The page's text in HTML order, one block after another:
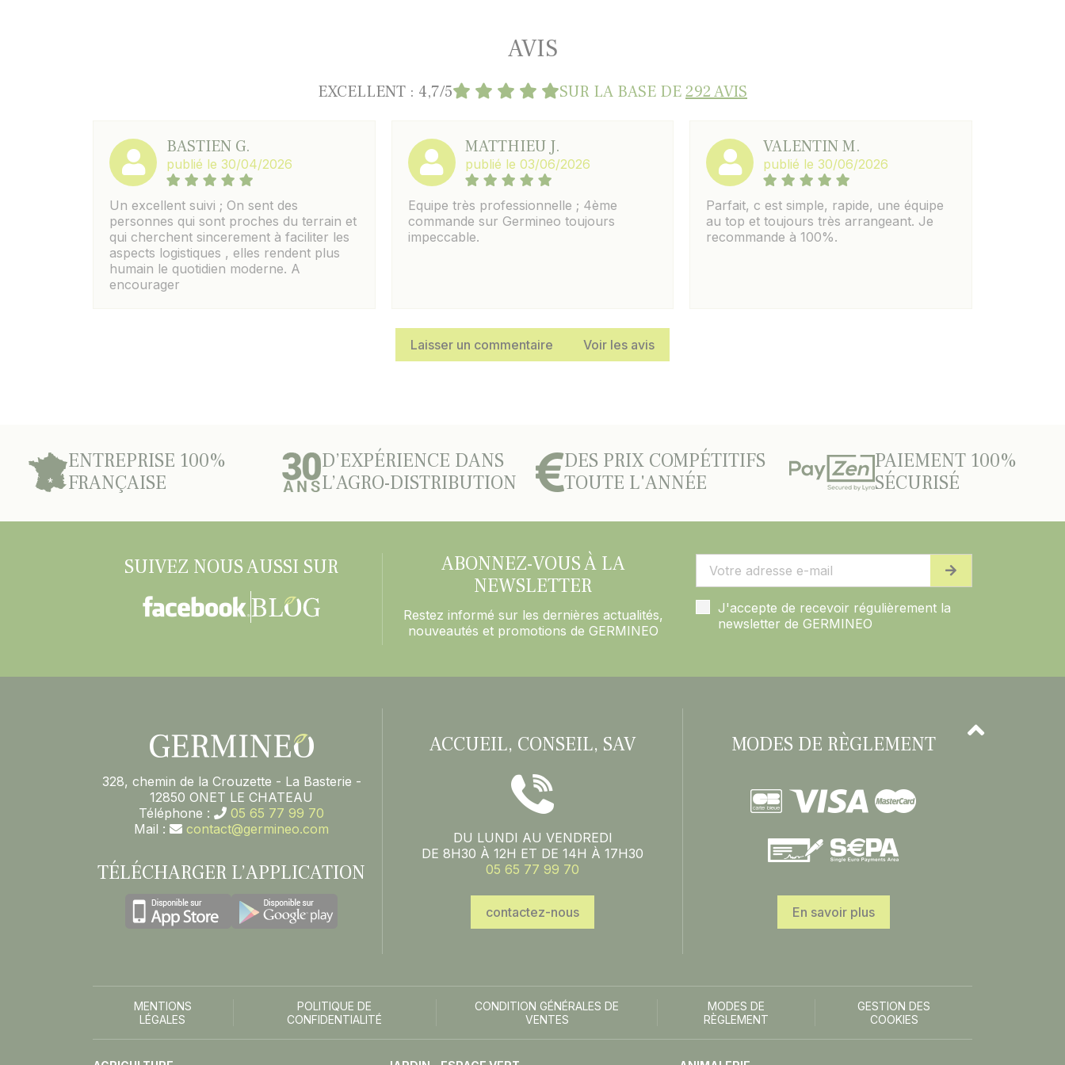
AVIS
EXCELLENT : 4,7/5 SUR LA BASE DE292 AVIS
BASTIEN G.
publié le 30/04/2026
Un excellent suivi ; On sent des
personnes qui sont proches du terrain et
qui cherchent sincerement à faciliter les
aspects logistiques , elles rendent plus
humain le quotidien moderne. A
encourager
MATTHIEU J.
publié le 03/06/2026
Equipe très professionnelle ; 4ème
commande sur Germineo toujours
impeccable.
VALENTIN M.
publié le 30/06/2026
Parfait, c est simple, rapide, une équipe
au top et toujours très arrangeant. Je
recommande à 100%.
Laisser un commentaire Voir les avis
ENTREPRISE 100%
FRANÇAISE
D’EXPÉRIENCE DANS
L’AGRO-DISTRIBUTION
DES PRIX COMPÉTITIFS
TOUTE L'ANNÉE
PAIEMENT 100%
SÉCURISÉ
SUIVEZ NOUS AUSSI SUR
ABONNEZ-VOUS À LA
NEWSLETTER
Restez informé sur les dernières actualités,
nouveautés et promotions de GERMINEO
J'accepte de recevoir régulièrement la
newsletter de GERMINEO
328, chemin de la Crouzette - La Basterie -
12850 ONET LE CHATEAU
Téléphone :
05 65 77 99 70
Mail :
contact@germineo.com
TÉLÉCHARGER L’APPLICATION
ACCUEIL, CONSEIL, SAV
DU LUNDI AU VENDREDI
DE 8H30 À 12H ET DE 14H À 17H30
05 65 77 99 70
contactez-nous
MODES DE RÈGLEMENT
En savoir plus
MENTIONS
LÉGALES
POLITIQUE DE
CONFIDENTIALITÉ
CONDITION GÉNÉRALES DE
VENTES
MODES DE
RÈGLEMENT
GESTION DES
COOKIES